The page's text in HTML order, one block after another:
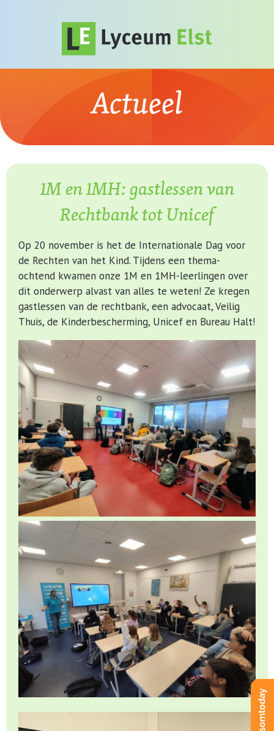
Actueel
1M en 1MH: gastlessen van
Rechtbank tot Unicef
Op 20 november is het de Internationale Dag voor
de Rechten van het Kind. Tijdens een thema-
ochtend kwamen onze 1M en 1MH-leerlingen over
dit onderwerp alvast van alles te weten! Ze kregen
gastlessen van de rechtbank, een advocaat, Veilig
Thuis, de Kinderbescherming, Unicef en Bureau Halt!